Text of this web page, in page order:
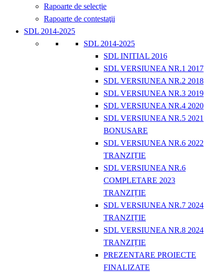
Rapoarte de selecție
Rapoarte de contestaţii
SDL 2014-2025
SDL 2014-2025
SDL INITIAL 2016
SDL VERSIUNEA NR.1 2017
SDL VERSIUNEA NR.2 2018
SDL VERSIUNEA NR.3 2019
SDL VERSIUNEA NR.4 2020
SDL VERSIUNEA NR.5 2021
BONUSARE
SDL VERSIUNEA NR.6 2022
TRANZIȚIE
SDL VERSIUNEA NR.6
COMPLETARE 2023
TRANZIȚIE
SDL VERSIUNEA NR.7 2024
TRANZIȚIE
SDL VERSIUNEA NR.8 2024
TRANZIȚIE
PREZENTARE PROIECTE
FINALIZATE